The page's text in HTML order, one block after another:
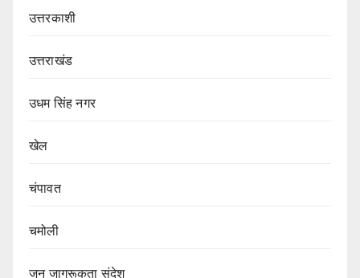
उत्तरकाशी
उत्तराखंड
उधम सिंह नगर
खेल
चंपावत
चमोली
जन जागरूकता संदेश